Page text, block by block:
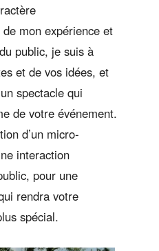
mon expérience et
public, je suis à
et de vos idées, et
spectacle qui
de votre événement.
d’un micro-
interaction
pour une
rendra votre
spécial.